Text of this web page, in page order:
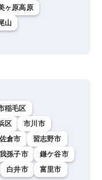
ヶ原高原
山
稲毛区
区
市川市
佐倉市
習志野市
我孫子市
鎌ケ谷市
白井市
富里市